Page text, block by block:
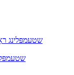
שטעמפּלינג